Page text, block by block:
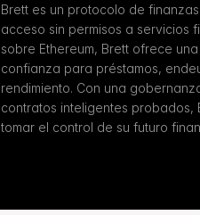
Brett es un protocolo de
acceso sin permisos a servicios
sobre Ethereum, Brett ofrece
confianza para préstamos,
rendimiento. Con una
contratos inteligentes
tomar el control de su futuro